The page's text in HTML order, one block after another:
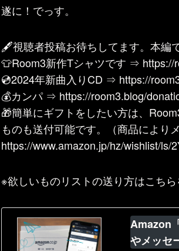
遂に！でっす。
🖋視聴者投稿お待ちしてます。本編
👕Room3新作Tシャツです ⇒ https://
💿2024年新曲入りCD ⇒ https://
💰カンパ ⇒ https://room3.blog/
🎁簡単にギフトをしたい方は、
ものも送付可能です。（商品により
https://www.amazon.jp/hz/wishlist/ls/
※欲しいものリストの送り方はこちら
Amazon
やメッセ